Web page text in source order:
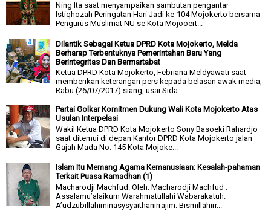
Ning Ita saat menyampaikan sambutan pengantar
Istiqhozah Peringatan Hari Jadi ke-104 Mojokerto bersama
Pengurus Muslimat NU se Kota Mojooert...
Dilantik Sebagai Ketua DPRD Kota Mojokerto, Melda
Berharap Terbentuknya Pemerintahan Baru Yang
Berintegritas Dan Bermartabat
Ketua DPRD Kota Mojokerto, Febriana Meldyawati saat
memberikan keterangan pers kepada belasan awak media,
Rabu (26/07/2017) siang, usai Sida...
Partai Golkar Komitmen Dukung Wali Kota Mojokerto Atas
Usulan Interpelasi
Wakil Ketua DPRD Kota Mojokerto Sony Basoeki Rahardjo
saat ditemui di depan Kantor DPRD Kota Mojokerto jalan
Gajah Mada No. 145 Kota Mojoke...
Islam Itu Memang Agama Kemanusiaan: Kesalah-pahaman
Terkait Puasa Ramadhan (1)
Macharodji Machfud. Oleh: Macharodji Machfud .
Assalamu’alaikum Warahmatullahi Wabarakatuh.
A’udzubillahiminasysyaithanirrajim. Bismillahirr...